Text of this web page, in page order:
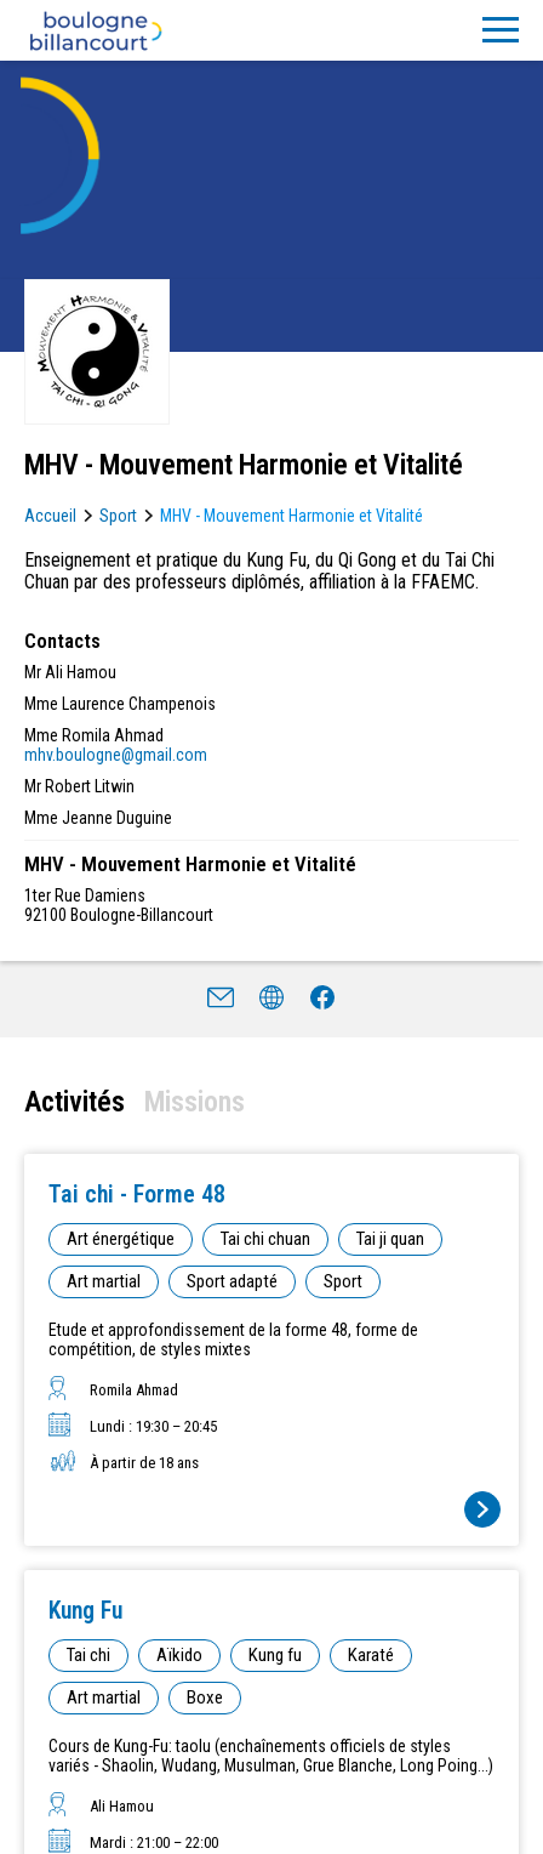
MHV - Mouvement Harmonie et Vitalité
Accueil Sport MHV - Mouvement Harmonie et Vitalité
Enseignement et pratique du Kung Fu, du Qi Gong et du Tai Chi
Chuan par des professeurs diplômés, affiliation à la FFAEMC.
Contacts
Mr Ali Hamou
Mme Laurence Champenois
Mme Romila Ahmad
mhv.boulogne@gmail.com
Mr Robert Litwin
Mme Jeanne Duguine
MHV - Mouvement Harmonie et Vitalité
1ter Rue Damiens
92100 Boulogne-Billancourt
Activités Missions
Tai chi - Forme 48
Art énergétique Tai chi chuan
Tai ji quan
Art martial
Sport adapté Sport
Etude et approfondissement de la forme 48, forme de
compétition, de styles mixtes
Romila Ahmad
Lundi : 19:30 – 20:45
À partir de 18 ans
Kung Fu
Tai chi Aïkido Kung fu
Karaté
Art martial
Boxe
Cours de Kung-Fu: taolu (enchaînements officiels de styles
variés - Shaolin, Wudang, Musulman, Grue Blanche, Long Poing...)
Ali Hamou
Mardi : 21:00 – 22:00